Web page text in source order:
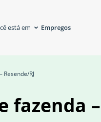
está em Empregos
RJ
fazenda